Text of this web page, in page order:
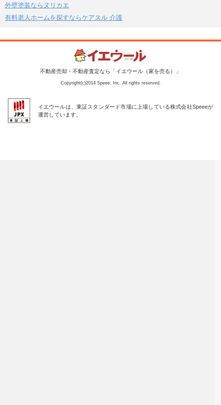
外壁塗装ならヌリカエ
有料老人ホームを探すならケアスル 介護
不動産売却・不動産査定なら「イエウール（家を売る）」
Copyright(c)2014 Speee, Inc. All rights reserved.
イエウールは、東証スタンダード市場に上場している株式会社Speeeが
運営しています。